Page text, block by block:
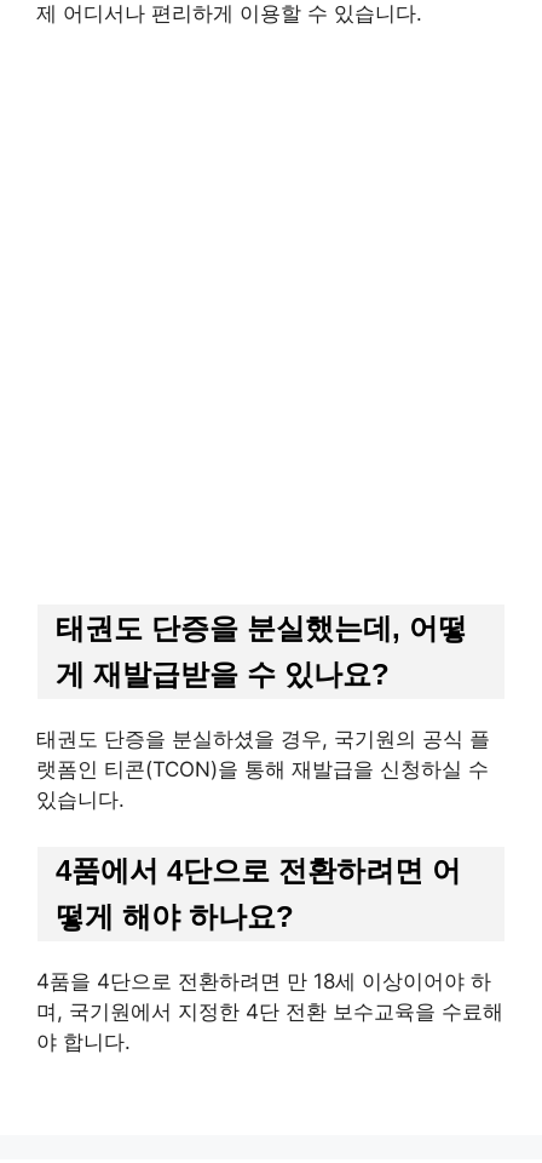
제 어디서나 편리하게 이용할 수 있습니다.
태권도 단증을 분실했는데, 어떻
게 재발급받을 수 있나요?
태권도 단증을 분실하셨을 경우, 국기원의 공식 플
랫폼인 티콘(TCON)을 통해 재발급을 신청하실 수
있습니다.
4품에서 4단으로 전환하려면 어
떻게 해야 하나요?
4품을 4단으로 전환하려면 만 18세 이상이어야 하
며, 국기원에서 지정한 4단 전환 보수교육을 수료해
야 합니다.